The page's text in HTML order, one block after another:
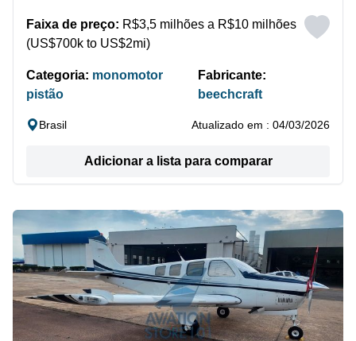
Faixa de preço: R$3,5 milhões a R$10 milhões
(US$700k to US$2mi)
Categoria: monomotor
pistão
Fabricante:
beechcraft
Brasil Atualizado em : 04/03/2026
Adicionar a lista para comparar